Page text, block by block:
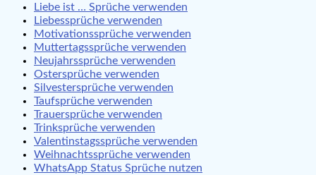
Liebe ist … Sprüche verwenden
Liebessprüche verwenden
Motivationssprüche verwenden
Muttertagssprüche verwenden
Neujahrssprüche verwenden
Ostersprüche verwenden
Silvestersprüche verwenden
Taufsprüche verwenden
Trauersprüche verwenden
Trinksprüche verwenden
Valentinstagssprüche verwenden
Weihnachtssprüche verwenden
WhatsApp Status Sprüche nutzen